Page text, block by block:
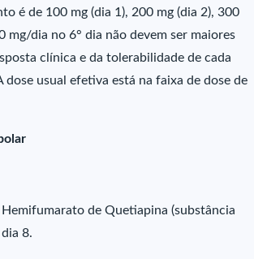
é de 100 mg (dia 1), 200 mg (dia 2), 300
mg/dia no 6° dia não devem ser maiores
clínica e da tolerabilidade de cada
usual efetiva está na faixa de dose de
Hemifumarato de Quetiapina (substância
8.